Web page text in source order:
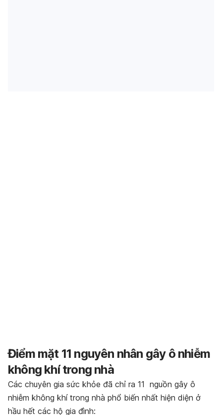
Điểm mặt 11 nguyên nhân gây ô nhiễm
không khí trong nhà
Các chuyên gia sức khỏe đã chỉ ra 11 nguồn gây ô
nhiễm không khí trong nhà phổ biến nhất hiện diện ở
hầu hết các hộ gia đình: